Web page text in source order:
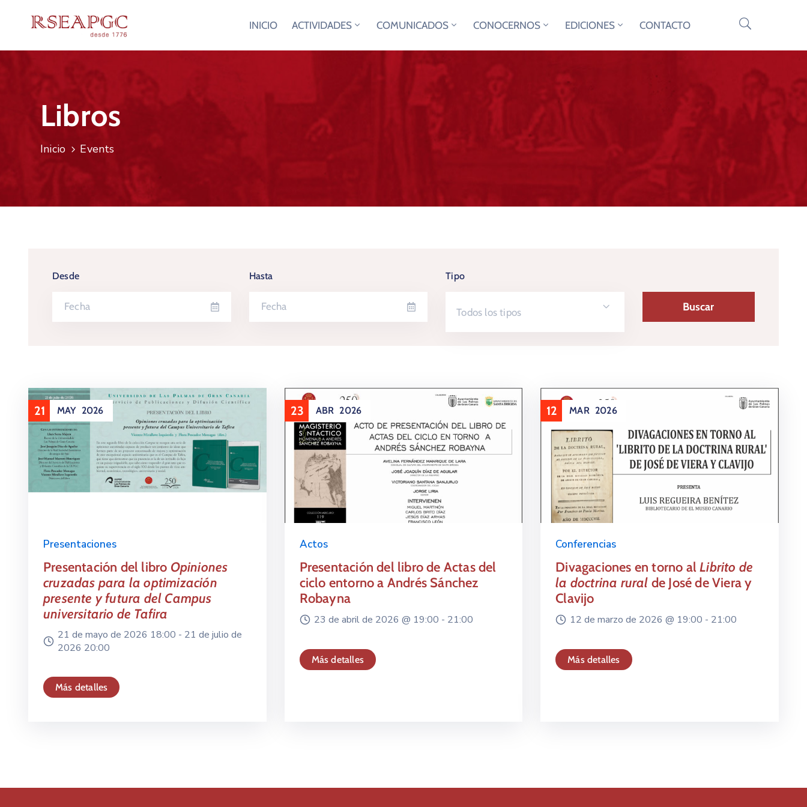
INICIO ACTIVIDADES COMUNICADOS CONOCERNOS EDICIONES CONTACTO
Libros
Inicio Events
Desde Hasta Tipo
Todos los tipos
21 MAY 2026
Presentaciones
Presentación del libro Opiniones
cruzadas para la optimización
presente y futura del Campus
universitario de Tafira
21 de mayo de 2026 18:00 - 21 de julio de
2026 20:00
Más detalles
23 ABR 2026
Actos
Presentación del libro de Actas del
ciclo entorno a Andrés Sánchez
Robayna
23 de abril de 2026 @ 19:00 - 21:00
Más detalles
12 MAR 2026
Conferencias
Divagaciones en torno alLibrito de
la doctrina rural de José de Viera y
Clavijo
12 de marzo de 2026 @ 19:00 - 21:00
Más detalles